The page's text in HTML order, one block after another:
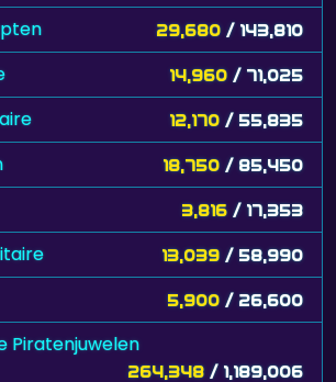
29,680 / 143,810
14,960 / 71,025
12,170 / 55,835
18,750 / 85,450
3,816 / 17,353
13,039 / 58,990
5,900 / 26,600
Piratenjuwelen
264,348 / 1,189,006